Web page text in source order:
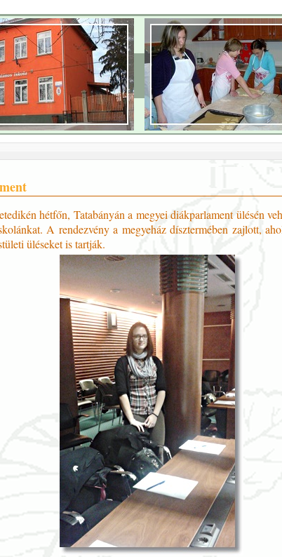
hétfőn, Tatabányán a megyei diákparlament ülésén
A rendezvény a megyeház dísztermében zajlott,
üléseket is tartják.